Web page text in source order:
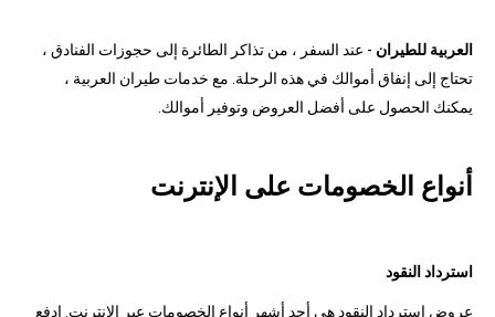
العربية للطيران - عند السفر ، من تذاكر الطائرة إلى حجوزات الفنادق ،
تحتاج إلى إنفاق أموالك في هذه الرحلة. مع خدمات طيران العربية ،
يمكنك الحصول على أفضل العروض وتوفير أموالك.
أنواع الخصومات على الإنترنت
استرداد النقود
عروض استرداد النقود هي أحد أشهر أنواع الخصومات عبر الإنترنت. ادفع